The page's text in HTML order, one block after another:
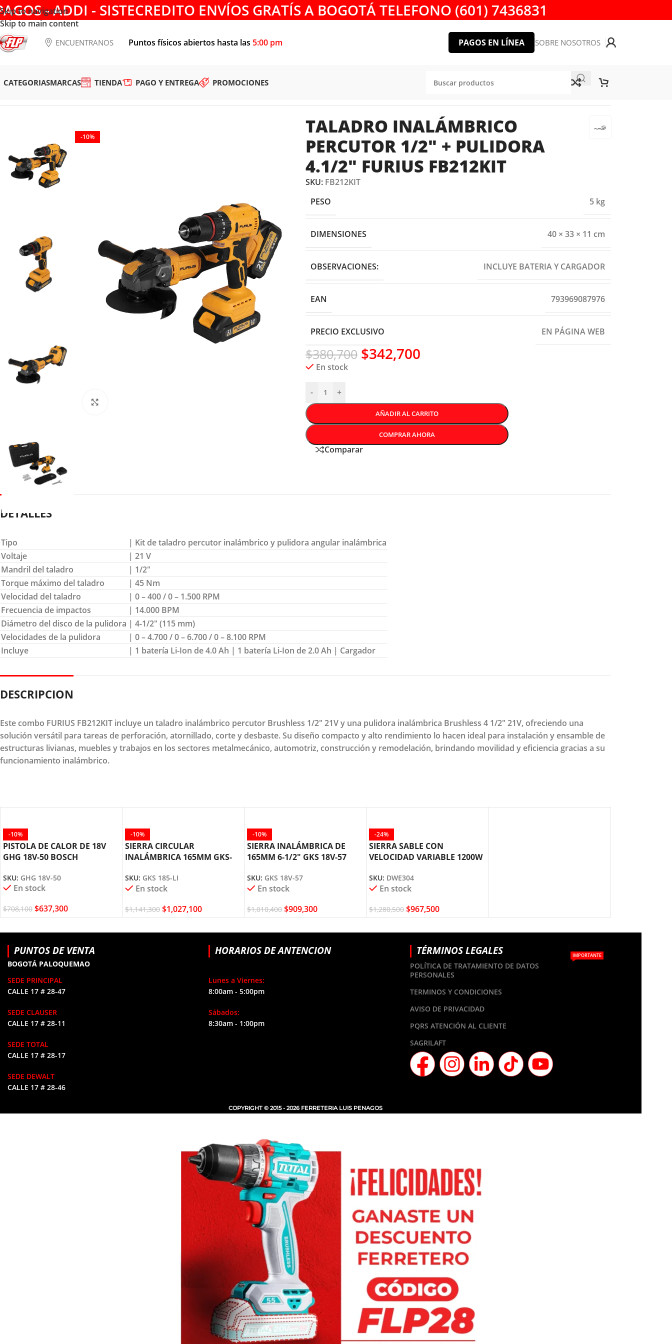
Skip to navigation
Skip to main content
- ADDI - SISTECREDITO ENVÍOS GRATÍS A BOGOTÁ TELEFONO (601) 7436831
ENCUENTRANOS Puntos físicos abiertos hasta las 5:00 pm PAGOS EN LÍNEA SOBRE NOSOTROS
CATEGORIASMARCAS TIENDA PAGO Y ENTREGA PROMOCIONES
-10%
TALADRO INALÁMBRICO
PERCUTOR 1/2″ + PULIDORA
4.1/2″ FURIUS FB212KIT
SKU: FB212KIT
PESO
5 kg
DIMENSIONES 40 × 33 × 11 cm
OBSERVACIONES: INCLUYE BATERIA Y CARGADOR
EAN 793969087976
PRECIO EXCLUSIVO EN PÁGINA WEB
$380,700 $342,700
En stock
- +
AÑADIR AL CARRITO
COMPRAR AHORA
Comparar
DETALLES
Tipo
| Kit de taladro percutor inalámbrico y pulidora angular inalámbrica
Voltaje
| 21 V
Mandril del taladro
| 1/2″
Torque máximo del taladro
| 45 Nm
Velocidad del taladro
| 0 – 400 / 0 – 1.500 RPM
Frecuencia de impactos
| 14.000 BPM
Diámetro del disco de la pulidora | 4-1/2″ (115 mm)
Velocidades de la pulidora
| 0 – 4.700 / 0 – 6.700 / 0 – 8.100 RPM
Incluye
| 1 batería Li-Ion de 4.0 Ah | 1 batería Li-Ion de 2.0 Ah | Cargador
DESCRIPCION
Este combo FURIUS FB212KIT incluye un taladro inalámbrico percutor Brushless 1/2" 21V y una pulidora inalámbrica Brushless 4 1/2" 21V, ofreciendo una
solución versátil para tareas de perforación, atornillado, corte y desbaste. Su diseño compacto y alto rendimiento lo hacen ideal para instalación y ensamble de
estructuras livianas, muebles y trabajos en los sectores metalmecánico, automotriz, construcción y remodelación, brindando movilidad y eficiencia gracias a su
funcionamiento inalámbrico.
-10%
PISTOLA DE CALOR DE 18V
GHG 18V-50 BOSCH
SKU: GHG 18V-50
En stock
$708,100 $637,300
-10%
SIERRA CIRCULAR
INALÁMBRICA 165MM GKS-
SKU: GKS 185-LI
En stock
$1,141,300 $1,027,100
-10%
SIERRA INALÁMBRICA DE
165MM 6-1/2″ GKS 18V-57
SKU: GKS 18V-57
En stock
$1,010,400 $909,300
-24%
SIERRA SABLE CON
VELOCIDAD VARIABLE 1200W
SKU: DWE304
En stock
$1,280,500 $967,500
PUNTOS DE VENTA
BOGOTÁ PALOQUEMAO
SEDE PRINCIPAL
CALLE 17 # 28-47
SEDE CLAUSER
CALLE 17 # 28-11
SEDE TOTAL
CALLE 17 # 28-17
SEDE DEWALT
CALLE 17 # 28-46
HORARIOS DE ANTENCION
Lunes a Viernes:
8:00am - 5:00pm
Sábados:
8:30am - 1:00pm
TÉRMINOS LEGALES
POLÍTICA DE TRATAMIENTO DE DATOS
PERSONALES
IMPORTANTE
TERMINOS Y CONDICIONES
AVISO DE PRIVACIDAD
PQRS ATENCIÓN AL CLIENTE
SAGRILAFT
COPYRIGHT © 2015 - 2026 FERRETERIA LUIS PENAGOS